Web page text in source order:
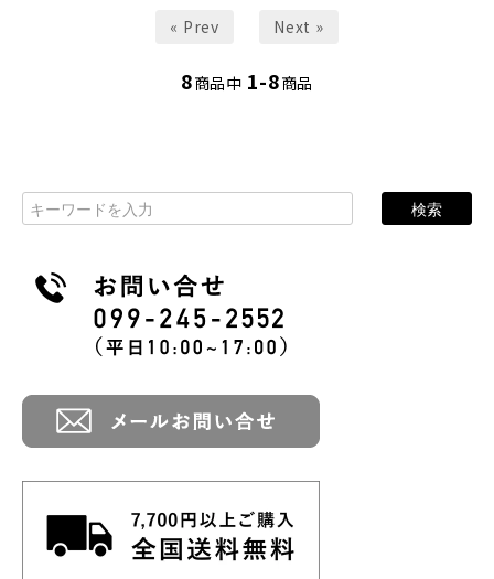
« Prev Next »
8商品中 1-8商品